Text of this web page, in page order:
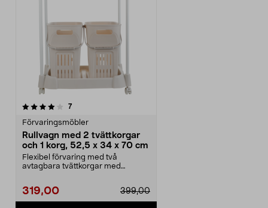
7recensioner
Förvaringsmöbler
Rullvagn med 2 tvättkorgar
och 1 korg, 52,5 x 34 x 70 cm
Flexibel förvaring med två
avtagbara tvättkorgar med
399,00
319,00